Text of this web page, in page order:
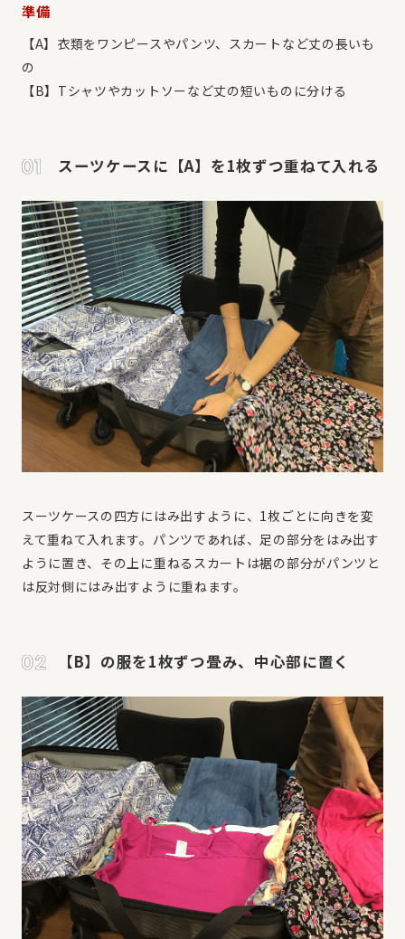
準備
【A】衣類をワンピースやパンツ、スカートなど丈の長いも
の
【B】Tシャツやカットソーなど丈の短いものに分ける
スーツケースに【A】を1枚ずつ重ねて入れる
スーツケースの四方にはみ出すように、1枚ごとに向きを変
えて重ねて入れます。パンツであれば、足の部分をはみ出す
ように置き、その上に重ねるスカートは裾の部分がパンツと
は反対側にはみ出すように重ねます。
【B】の服を1枚ずつ畳み、中心部に置く